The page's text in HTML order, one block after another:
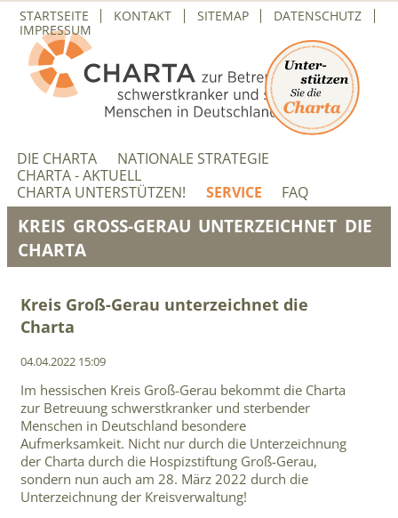
NAVIGATION
ÜBERSPRINGEN
STARTSEITE KONTAKT SITEMAP
DATENSCHUTZ
IMPRESSUM
ÜBERSPRINGEN
DIE CHARTA
NATIONALE STRATEGIE
CHARTA - AKTUELL
CHARTA UNTERSTÜTZEN!
SERVICE FAQ
KREIS GROSS-GERAU UNTERZEICHNET DIE C
HARTA
Kreis Groß-Gerau unterzeichnet die
Charta
04.04.2022 15:09
Im hessischen Kreis Groß-Gerau bekommt die Charta
zur Betreuung schwerstkranker und sterbender
Menschen in Deutschland besondere
Aufmerksamkeit. Nicht nur durch die Unterzeichnung
der Charta durch die Hospizstiftung Groß-Gerau,
sondern nun auch am 28. März 2022 durch die
Unterzeichnung der Kreisverwaltung!